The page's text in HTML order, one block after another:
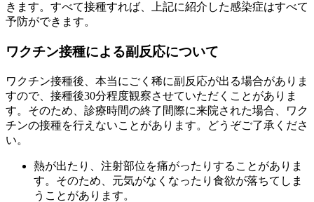
きます。すべて接種すれば、上記に紹介した感染症はすべて
予防ができます。
ワクチン接種による副反応について
ワクチン接種後、本当にごく稀に副反応が出る場合がありま
すので、接種後30分程度観察させていただくことがありま
す。そのため、診療時間の終了間際に来院された場合、ワク
チンの接種を行えないことがあります。どうぞご了承くださ
い。
熱が出たり、注射部位を痛がったりすることがありま
す。そのため、元気がなくなったり食欲が落ちてしま
うことがあります。